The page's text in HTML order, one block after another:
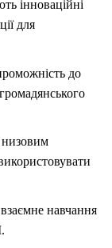
інноваційні
для
до
низовим
навчання